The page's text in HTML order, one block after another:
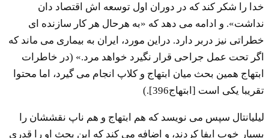
خدا را شکر کند که در دوران اول توسعه اش اقتصاد دان
نداشت». و ادامه می دهد که «به هرحال هر کار سازنده ای
خطراتی نیز دربر دارد. دراین مورد، ایران به بیماری می ماند که
اگر تحت عمل جراحی قرار نگیرد خواهد مرد.» (در خاطرات
ابتهاج همین بحث میان ابتهاج و کلاپ انجام می گیرد، اما محتوا
تقریبا یکی است [ابتهاج396].)
لیلیانتال سپس می نویسد که هم ابتهاج و هم ناپ نقششان را
بسیار خوب ایفا کردند، و اضافه می کند که این بحث او را قدری